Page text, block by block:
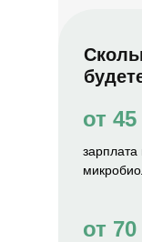
от
от